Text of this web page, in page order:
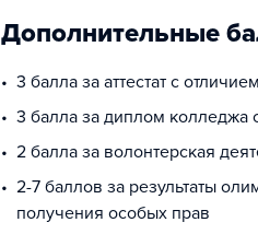
Дополнительные
3 балла за аттестат с отличием
3 балла за диплом колледжа
2 балла за волонтерская
2-7 баллов за результаты
получения особых прав